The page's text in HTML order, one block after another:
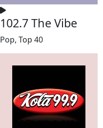
102.7 The Vibe
Pop, Top 40